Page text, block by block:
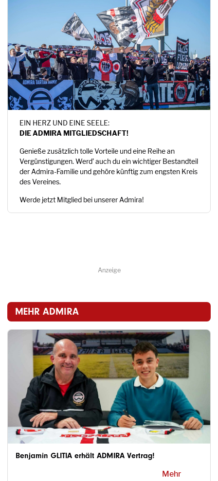
MEHR ADMIRA
Benjamin GLITIA erhält ADMIRA Vertrag!
Mehr
EIN HERZ UND EINE SEELE:
DIE ADMIRA MITGLIEDSCHAFT!
Genieße zusätzlich tolle Vorteile und eine Reihe an
Vergünstigungen. Werd’ auch du ein wichtiger Bestandteil
der Admira-Familie und gehöre künftig zum engsten Kreis
des Vereines.
Werde jetzt Mitglied bei unserer Admira!
Anzeige